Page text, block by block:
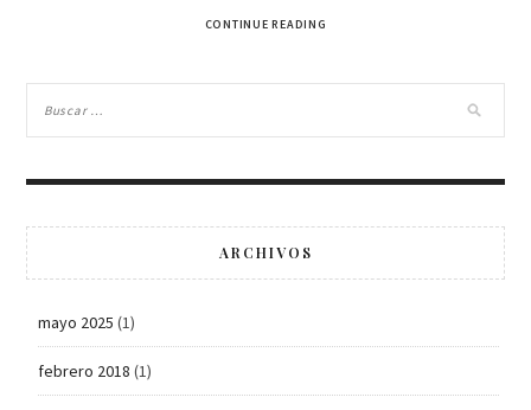
CONTINUE READING
ARCHIVOS
mayo 2025 (1)
febrero 2018 (1)